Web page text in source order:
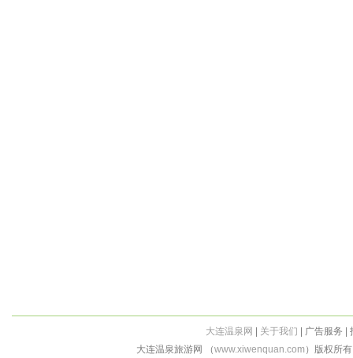
大连温泉网 关于我们 | 广告服务 |
大连温泉旅游网 （www.xiwenquan.com ）版权所